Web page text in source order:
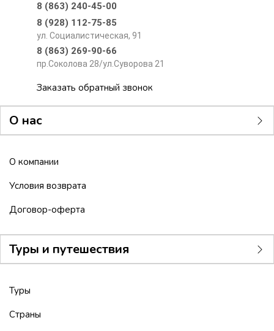
8 (863) 240-45-00
8 (928) 112-75-85
ул. Социалистическая, 91
8 (863) 269-90-66
пр.Соколова 28/ул.Суворова 21
Заказать обратный звонок
О нас
О компании
Условия возврата
Договор-оферта
Туры и путешествия
Туры
Страны